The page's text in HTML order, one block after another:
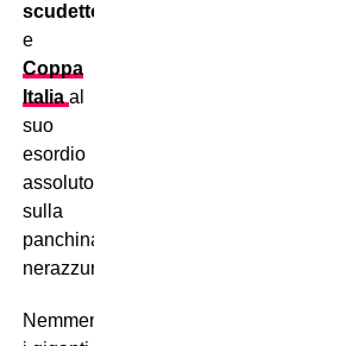
scudetto
e
Coppa
Italia al
suo
esordio
assoluto
sulla
panchina
nerazzurra.
Nemmeno